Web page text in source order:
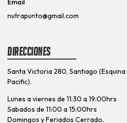
Email
nutrapunto@gmail.com
Direcciones
Santa Victoria 280, Santiago
Pacific).
Lunes a viernes de 11:30 a 19:00hrs
Sabados de 11:00 a 15:00hrs
Domingos y Feriados Cerrado.